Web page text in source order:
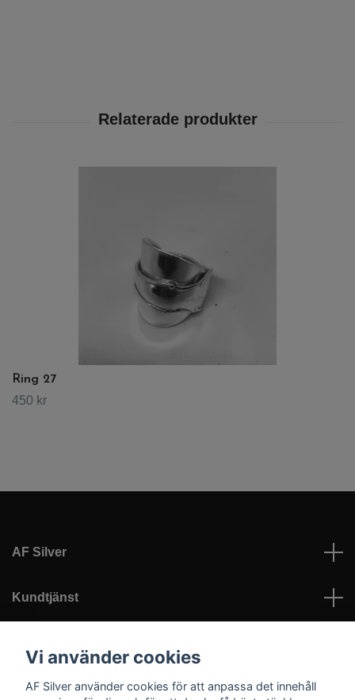
Ring 27
450 kr
AF Silver
Kundtjänst
Sociala medier
Vi använder cookies
AF Silver använder cookies för att anpassa det innehåll